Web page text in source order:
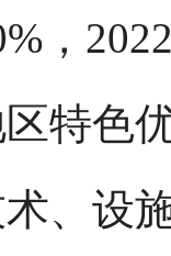
，
特色
术、设